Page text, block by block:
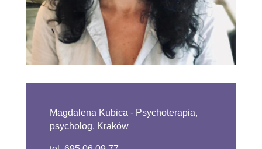
Magdalena Kubica - Psychoterapia,
psycholog, Kraków